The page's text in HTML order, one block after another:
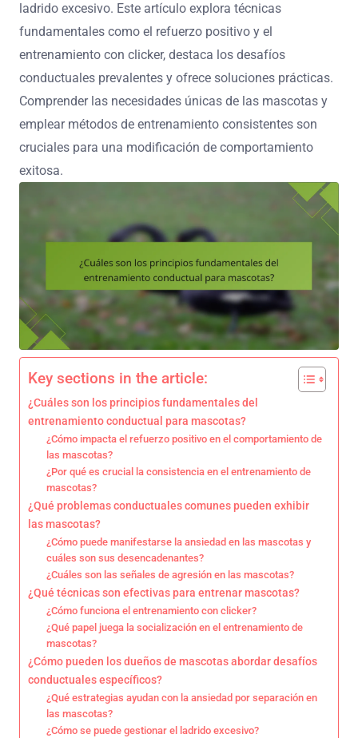
ladrido excesivo. Este artículo explora técnicas
fundamentales como el refuerzo positivo y el
entrenamiento con clicker, destaca los desafíos
conductuales prevalentes y ofrece soluciones prácticas.
Comprender las necesidades únicas de las mascotas y
emplear métodos de entrenamiento consistentes son
cruciales para una modificación de comportamiento
exitosa.
Key sections in the article:
¿Cuáles son los principios fundamentales del
entrenamiento conductual para mascotas?
¿Cómo impacta el refuerzo positivo en el comportamiento de
las mascotas?
¿Por qué es crucial la consistencia en el entrenamiento de
mascotas?
¿Qué problemas conductuales comunes pueden exhibir
las mascotas?
¿Cómo puede manifestarse la ansiedad en las mascotas y
cuáles son sus desencadenantes?
¿Cuáles son las señales de agresión en las mascotas?
¿Qué técnicas son efectivas para entrenar mascotas?
¿Cómo funciona el entrenamiento con clicker?
¿Qué papel juega la socialización en el entrenamiento de
mascotas?
¿Cómo pueden los dueños de mascotas abordar desafíos
conductuales específicos?
¿Qué estrategias ayudan con la ansiedad por separación en
las mascotas?
¿Cómo se puede gestionar el ladrido excesivo?